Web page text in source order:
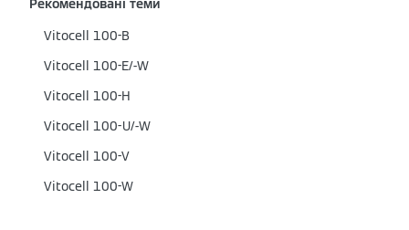
Рекомендовані теми
Vitocell 100-B
Vitocell 100-E/-W
Vitocell 100-H
Vitocell 100-U/-W
Vitocell 100-V
Vitocell 100-W